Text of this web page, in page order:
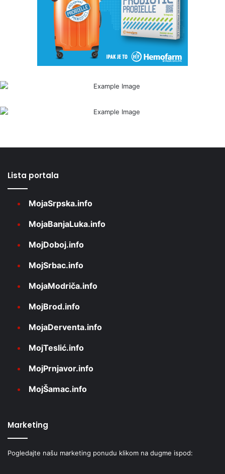
Lista portala
MojaSrpska.info
MojaBanjaLuka.info
MojDoboj.info
MojSrbac.info
MojaModriča.info
MojBrod.info
MojaDerventa.info
MojTeslić.info
MojPrnjavor.info
MojŠamac.info
Marketing
Pogledajte našu marketing ponudu klikom na dugme ispod: